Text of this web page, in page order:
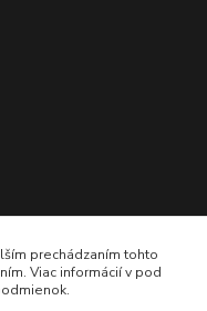
prechádzaním tohto
Viac informácií v pod